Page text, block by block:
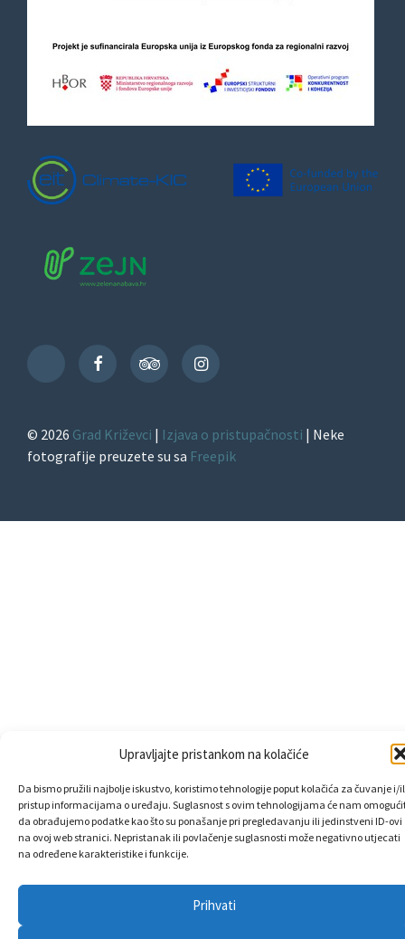
Upravljajte pristankom na kolačiće
Da bismo pružili najbolje iskustvo, koristimo tehnologije poput kolačića za čuvanje i/
pristup informacijama o uređaju. Suglasnost s ovim tehnologijama će nam
da obrađujemo podatke kao što su ponašanje pri pregledavanju ili jedinstveni ID-ovi
na ovoj web stranici. Nepristanak ili povlačenje suglasnosti može negativno utjecati
na određene karakteristike i funkcije.
Prihvati
TikTok
FacebookTripAdvisorInstagram
© 2026 Grad Križevci | Izjava o pristupačnosti | Neke
fotografije preuzete su sa Freepik